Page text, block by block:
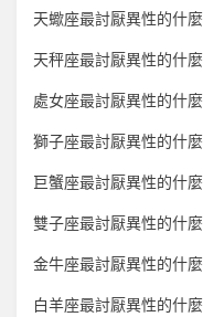
天蠍座最討厭異性的什麼
天秤座最討厭異性的什麼
處女座最討厭異性的什麼
獅子座最討厭異性的什麼
巨蟹座最討厭異性的什麼
雙子座最討厭異性的什麼
金牛座最討厭異性的什麼
白羊座最討厭異性的什麼